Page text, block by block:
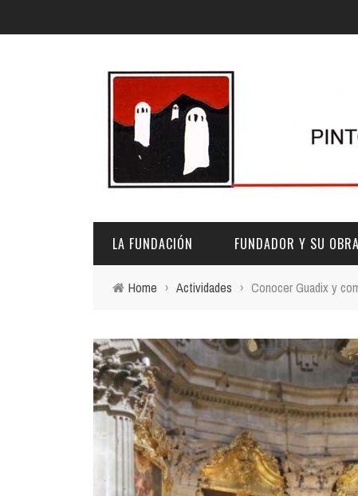
LA FUNDACIÓN
FINES
EL PATRONATO: COMPETENCIAS Y COMPOSICIÓN
FUNDADOR Y SU OBRA
PINTURAS
Home › Actividades › Conocer Guadix y